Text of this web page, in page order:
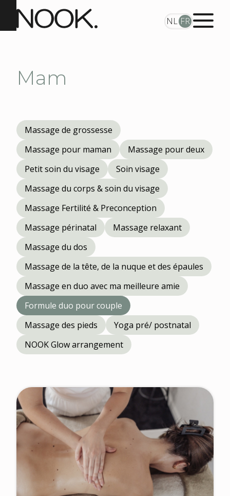
NL FR
Mam
Massage de grossesse
Massage pour maman
Massage pour deux
Petit soin du visage
Soin visage
Massage du corps & soin du visage
Massage Fertilité & Preconception
Massage périnatal
Massage relaxant
Massage du dos
Massage de la tête, de la nuque et des épaules
Massage en duo avec ma meilleure amie
Formule duo pour couple
Massage des pieds
Yoga pré/ postnatal
NOOK Glow arrangement